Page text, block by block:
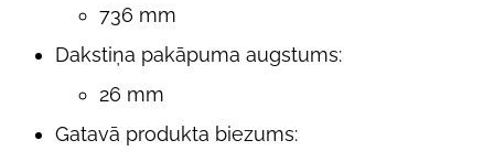
736 mm
Dakstiņa pakāpuma augstums:
26 mm
Gatavā produkta biezums: